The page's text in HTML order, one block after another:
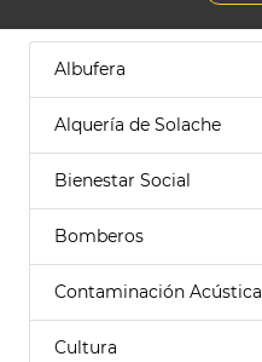
Albufera
Alquería de Solache
Bienestar Social
Bomberos
Contaminación Acústica
Cultura